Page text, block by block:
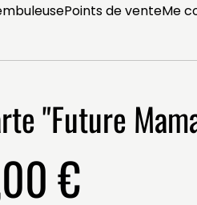
Points de venteMe
"Future
€